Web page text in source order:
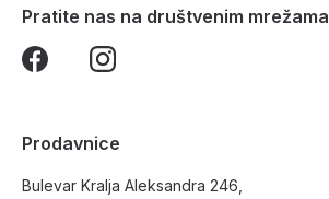
Pratite nas na društvenim mrežama
Prodavnice
Bulevar Kralja Aleksandra 246,